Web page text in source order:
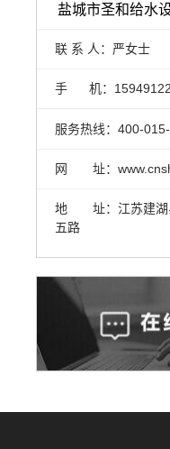
盐城市圣和给水
联 系 人：严女士
手 机：
服务热线：400-
网 址：
地 址：江苏建湖
五路